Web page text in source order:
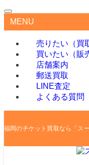
MENU
売りたい（買
買いたい（販
店舗案内
郵送買取
LINE査定
よくある質問
福岡のチケット買取なら「ス